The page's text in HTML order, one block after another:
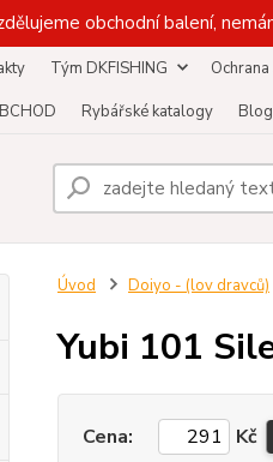
obchodní balení,
Tým DKFISHING
Rybářské katalogy Blog
Úvod Doiyo - (lov dravců)
Yubi 101
Cena: Kč